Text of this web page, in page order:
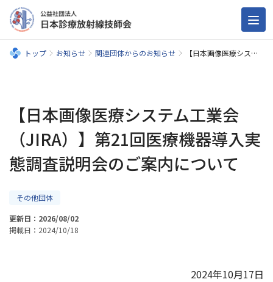
トップ お知らせ 関連団体からのお知らせ 【日本画像医療システム工業会（JIRA）】第21回医療機器導入実態調査説明会のご案内について
【日本画像医療システム工業会
（JIRA）】第21回医療機器導入実
態調査説明会のご案内について
その他団体
更新日：2026/08/02
掲載日：2024/10/18
2024年10月17日